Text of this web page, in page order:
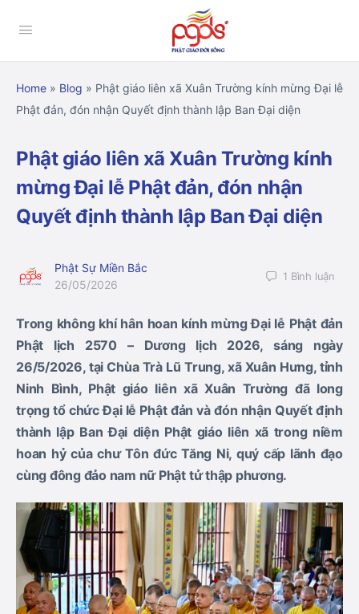
Home » Blog » Phật giáo liên xã Xuân Trường kính mừng Đại lễ
Phật đản, đón nhận Quyết định thành lập Ban Đại diện
Phật giáo liên xã Xuân Trường kính
mừng Đại lễ Phật đản, đón nhận
Quyết định thành lập Ban Đại diện
Phật Sự Miền Bắc
26/05/2026
1 Bình luận
Trong không khí hân hoan kính mừng Đại lễ Phật đản
Phật lịch 2570 – Dương lịch 2026, sáng ngày
26/5/2026, tạiChùa Trà Lũ Trung, xã Xuân Hưng, tỉnh
Ninh Bình, Phật giáo liên xã Xuân Trường đã long
trọng tổ chức Đại lễ Phật đản và đón nhận Quyết định
thành lập Ban Đại diện Phật giáo liên xã trong niềm
hoan hỷ của chư Tôn đức Tăng Ni, quý cấp lãnh đạo
cùng đông đảo nam nữ Phật tử thập phương.